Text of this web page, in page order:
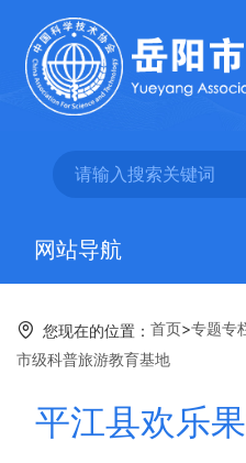
网站导航
您现在的位置： 首页>专题专
市级科普旅游教育基地
平江县欢乐